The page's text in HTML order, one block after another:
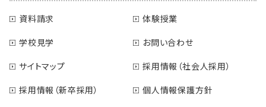
資料請求
体験授業
学校見学
お問い合わせ
サイトマップ
採用情報（社会人採用）
採用情報（新卒採用）
個人情報保護方針